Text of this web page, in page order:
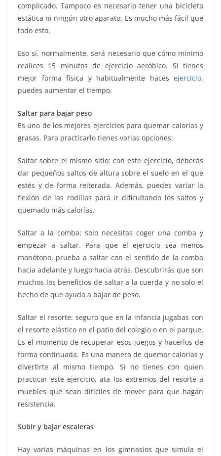
complicado. Tampoco es necesario tener una bicicleta
estática ni ningún otro aparato. Es mucho más fácil que
todo esto.
Eso sí, normalmente, será necesario que cómo mínimo
realices 15 minutos de ejercicio aeróbico. Si tienes
mejor forma física y habitualmente haces ejercicio,
puedes aumentar el tiempo.
Saltar para bajar peso
Es uno de los mejores ejercicios para quemar calorías y
grasas. Para practicarlo tienes varias opciones:
Saltar sobre el mismo sitio: con este ejercicio, deberás
dar pequeños saltos de altura sobre el suelo en el que
estés y de forma reiterada. Además, puedes variar la
flexión de las rodillas para ir dificultando los saltos y
quemado más calorías.
Saltar a la comba: solo necesitas coger una comba y
empezar a saltar. Para que el ejercicio sea menos
monótono, prueba a saltar con el sentido de la comba
hacia adelante y luego hacia atrás. Descubrirás que son
muchos los beneficios de saltar a la cuerda y no solo el
hecho de que ayuda a bajar de peso.
Saltar el resorte: seguro que en la infancia jugabas con
el resorte elástico en el patio del colegio o en el parque.
Es el momento de recuperar esos juegos y hacerlos de
forma continuada. Es una manera de quemar calorías y
divertirte al mismo tiempo. Si no tienes con quien
practicar este ejercicio, ata los extremos del resorte a
muebles que sean difíciles de mover para que hagan
resistencia.
Subir y bajar escaleras
Hay varias máquinas en los gimnasios que simula el